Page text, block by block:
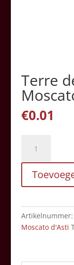
Terre
€0.01
Barolo
Moscato
-
75
cl
Artikelnummer:
Moscato d'Asti